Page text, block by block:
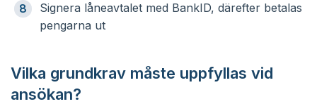
Signera låneavtalet med BankID, därefter betalas
pengarna ut
Vilka grundkrav måste uppfyllas vid
ansökan?